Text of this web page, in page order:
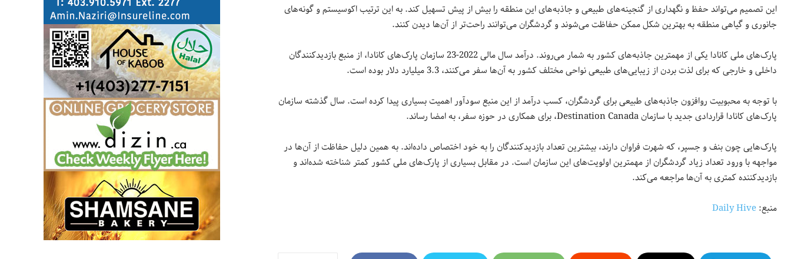
این تصمیم می‌تواند حفظ و نگهداری از گنجینه‌های طبیعی و جاذبه‌های این منطقه را بیش از پیش تسهیل کند. به این ترتیب اکوسیستم و گونه‌های
جانوری و گیاهی منطقه به بهترین شکل ممکن حفاظت می‌شوند و گردشگران می‌توانند راحت‌تر از آن‌ها دیدن کنند.
پارک‌های ملی کانادا یکی از مهمترین جاذبه‌های کشور به شمار می‌روند. درآمد سال مالی 2022-23 سازمان پارک‌های کانادا، از منبع بازدیدکنندگان
داخلی و خارجی که برای لذت بردن از زیبایی‌های طبیعی نواحی مختلف کشور به آن‌ها سفر می‌کنند، 3.3 میلیارد دلار بوده است.
با توجه به محبوبیت روافزون جاذبه‌های طبیعی برای گردشگران، کسب درآمد از این منبع سودآور اهمیت بسیاری پیدا کرده است. سال گذشته سازمان
پارک‌های کانادا قراردادی جدید با سازمان Destination Canada، برای همکاری در حوزه سفر، به امضا رساند.
پارک‌هایی چون بنف و جسپر، که شهرت فراوان دارند، بیشترین تعداد بازدیدکنندگان را به خود اختصاص داده‌اند. به همین دلیل حفاظت از آن‌ها در
مواجهه با ورود تعداد زیاد گردشگران از مهمترین اولویت‌های این سازمان است. در مقابل بسیاری از پارک‌های ملی کشور کمتر شناخته شده‌اند و
بازدیدکننده کمتری به آن‌ها مراجعه می‌کند.
منبع:Daily Hive